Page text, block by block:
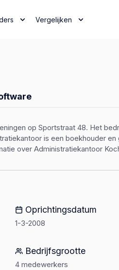
Vergelijken
op Sportstraat 48. Het
is een boekhouder
over Administratiekantoor
Oprichtingsdatum
1-3-2008
Bedrijfsgrootte
4 medewerkers